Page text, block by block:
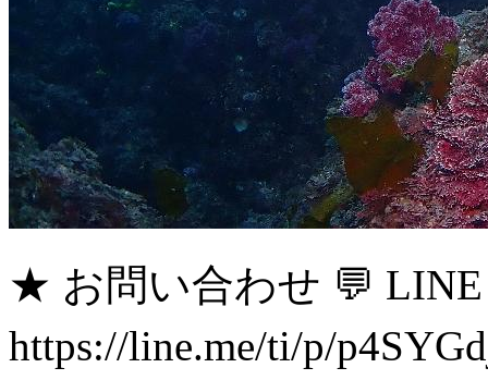
★ お問い合わせ 💬 LINE
https://line.me/ti/p/